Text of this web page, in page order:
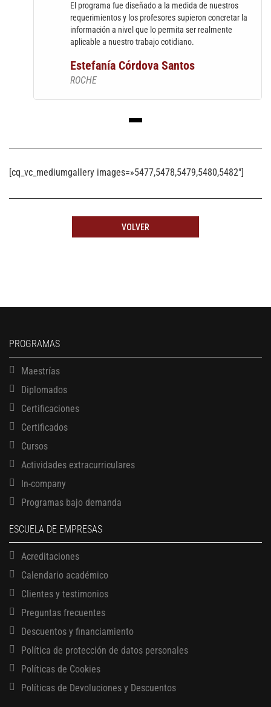
El programa fue diseñado a la medida de nuestros
requerimientos y los profesores supieron concretar la
información a nivel que lo permita ser realmente
aplicable a nuestro trabajo cotidiano.
Estefanía Córdova Santos
ROCHE
[cq_vc_mediumgallery images=»5477,5478,5479,5480,5482″]
VOLVER
PROGRAMAS
Maestrías
Diplomados
Certificaciones
Certificados
Cursos
Actividades extracurriculares
In-company
Programas bajo demanda
ESCUELA DE EMPRESAS
Acreditaciones
Calendario académico
Clientes y testimonios
Preguntas frecuentes
Descuentos y financiamiento
Política de protección de datos personales
Políticas de Cookies
Políticas de Devoluciones y Descuentos
13 AGOSTO, 2026
Finanzas para no financieros